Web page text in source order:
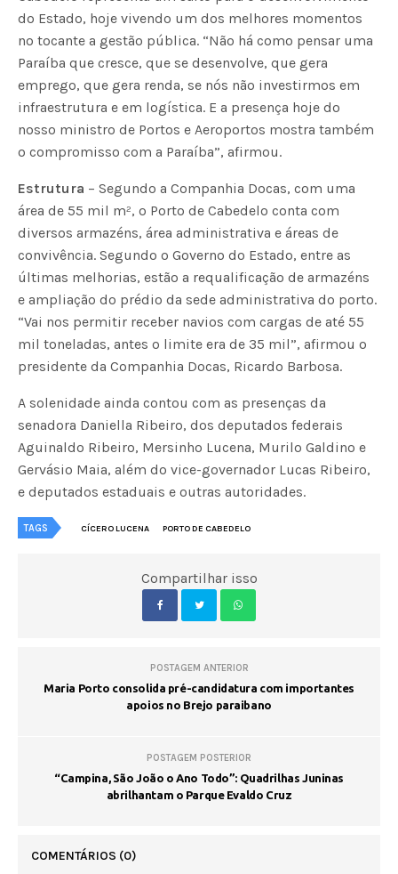
do Estado, hoje vivendo um dos melhores momentos
no tocante a gestão pública. “Não há como pensar uma
Paraíba que cresce, que se desenvolve, que gera
emprego, que gera renda, se nós não investirmos em
infraestrutura e em logística. E a presença hoje do
nosso ministro de Portos e Aeroportos mostra também
o compromisso com a Paraíba”, afirmou.
Estrutura – Segundo a Companhia Docas, com uma
área de 55 mil m², o Porto de Cabedelo conta com
diversos armazéns, área administrativa e áreas de
convivência. Segundo o Governo do Estado, entre as
últimas melhorias, estão a requalificação de armazéns
e ampliação do prédio da sede administrativa do porto.
“Vai nos permitir receber navios com cargas de até 55
mil toneladas, antes o limite era de 35 mil”, afirmou o
presidente da Companhia Docas, Ricardo Barbosa.
A solenidade ainda contou com as presenças da
senadora Daniella Ribeiro, dos deputados federais
Aguinaldo Ribeiro, Mersinho Lucena, Murilo Galdino e
Gervásio Maia, além do vice-governador Lucas Ribeiro,
e deputados estaduais e outras autoridades.
TAGS CÍCERO LUCENA PORTO DE CABEDELO
Compartilhar isso
POSTAGEM ANTERIOR
Maria Porto consolida pré-candidatura com importantes
apoios no Brejo paraibano
POSTAGEM POSTERIOR
“Campina, São João o Ano Todo”: Quadrilhas Juninas
abrilhantam o Parque Evaldo Cruz
COMENTÁRIOS (0)